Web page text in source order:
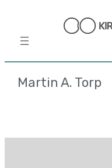
innhold
Martin A. Torp